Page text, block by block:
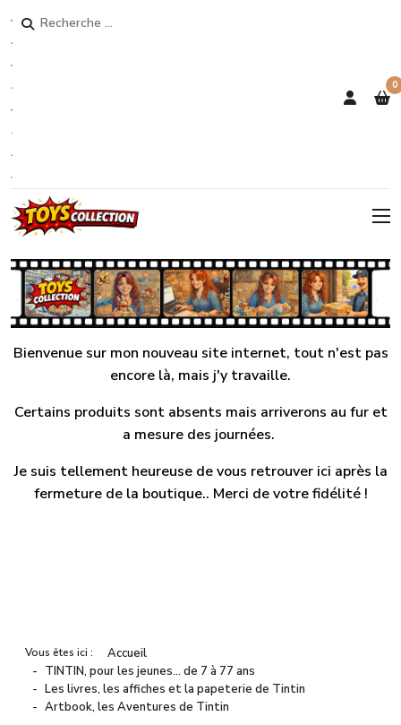
Rechercher
0
Bienvenue sur mon nouveau site internet, tout n'est pas
encore là, mais j'y travaille.
Certains produits sont absents mais arriverons au fur et
a mesure des journées.
Je suis tellement heureuse de vous retrouver ici après la
fermeture de la boutique.. Merci de votre fidélité !
Vous êtes ici :
Accueil
TINTIN, pour les jeunes… de 7 à 77 ans
Les livres, les affiches et la papeterie de Tintin
Artbook, les Aventures de Tintin